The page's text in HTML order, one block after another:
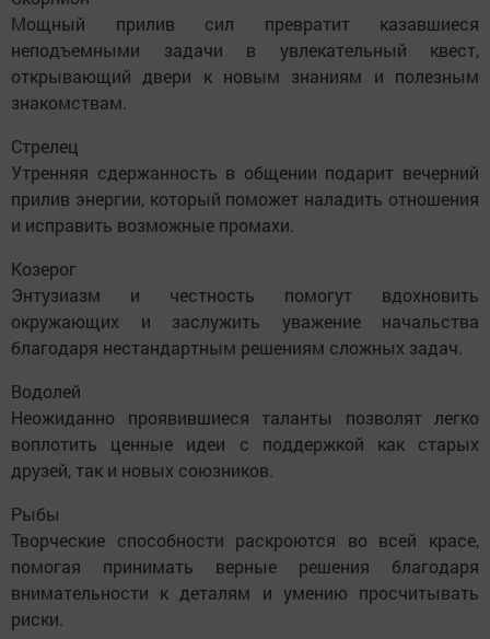
Мощный прилив сил превратит казавшиеся
неподъемными задачи в увлекательный квест,
открывающий двери к новым знаниям и полезным
знакомствам.
Стрелец
Утренняя сдержанность в общении подарит вечерний
прилив энергии, который поможет наладить отношения
и исправить возможные промахи.
Козерог
Энтузиазм и честность помогут вдохновить
окружающих и заслужить уважение начальства
благодаря нестандартным решениям сложных задач.
Водолей
Неожиданно проявившиеся таланты позволят легко
воплотить ценные идеи с поддержкой как старых
друзей, так и новых союзников.
Рыбы
Творческие способности раскроются во всей красе,
помогая принимать верные решения благодаря
внимательности к деталям и умению просчитывать
риски.